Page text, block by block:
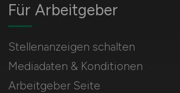
Für Arbeitgeber
Stellenanzeigen schalten
Mediadaten & Konditionen
Arbeitgeber Seite